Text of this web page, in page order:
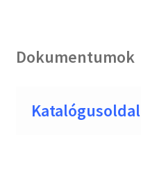
Dokumentumok
Katalógusoldal